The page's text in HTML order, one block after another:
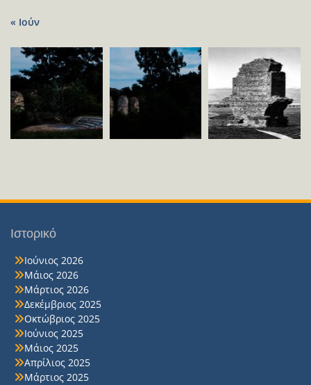
« Ιούν
Ιστορικό
Ιούνιος 2026
Μάιος 2026
Μάρτιος 2026
Δεκέμβριος 2025
Οκτώβριος 2025
Ιούνιος 2025
Μάιος 2025
Απρίλιος 2025
Μάρτιος 2025